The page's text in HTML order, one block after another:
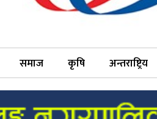
समाज कृषि अन्तराष्ट्रिय